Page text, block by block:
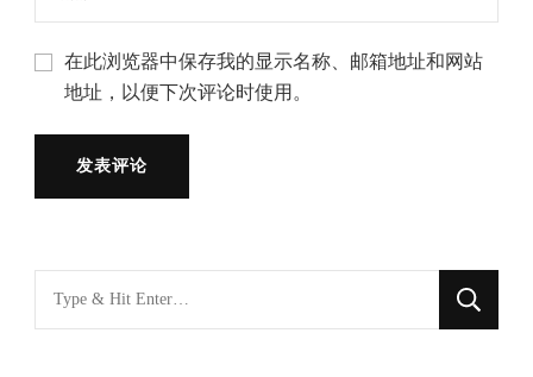
在此浏览器中保存我的显示名称、邮箱地址和网站
地址，以便下次评论时使用。
找
什